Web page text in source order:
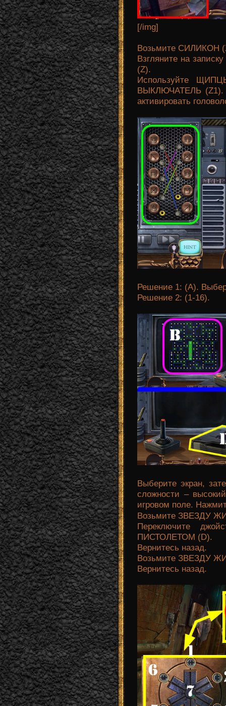
[/img]
Возьмите СИЛИКОН
Взгляните на
(Z).
Используйте
ВЫКЛЮЧАТЕЛЬ (Z1).
активировать
Решение 1: (A).
Решение 2: (1-16).
Выберите экран,
сложности –
игровом поле.
Возьмите ЗВЕЗДУ
Переключите
ПИСТОЛЕТОМ (D).
Вернитесь назад.
Возьмите ЗВЕЗДУ
Вернитесь назад.